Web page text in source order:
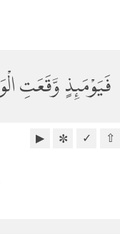
فَيَوْمَىِٕذٍ وَّقَعَتِ
⇧
✓
✼
▶